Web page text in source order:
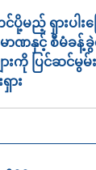
ပို့မည့် ရှားပါးမ
ာဏနှင့် စီမံခန့်ခွဲ
ားကို ပြင်ဆင်
ရှား